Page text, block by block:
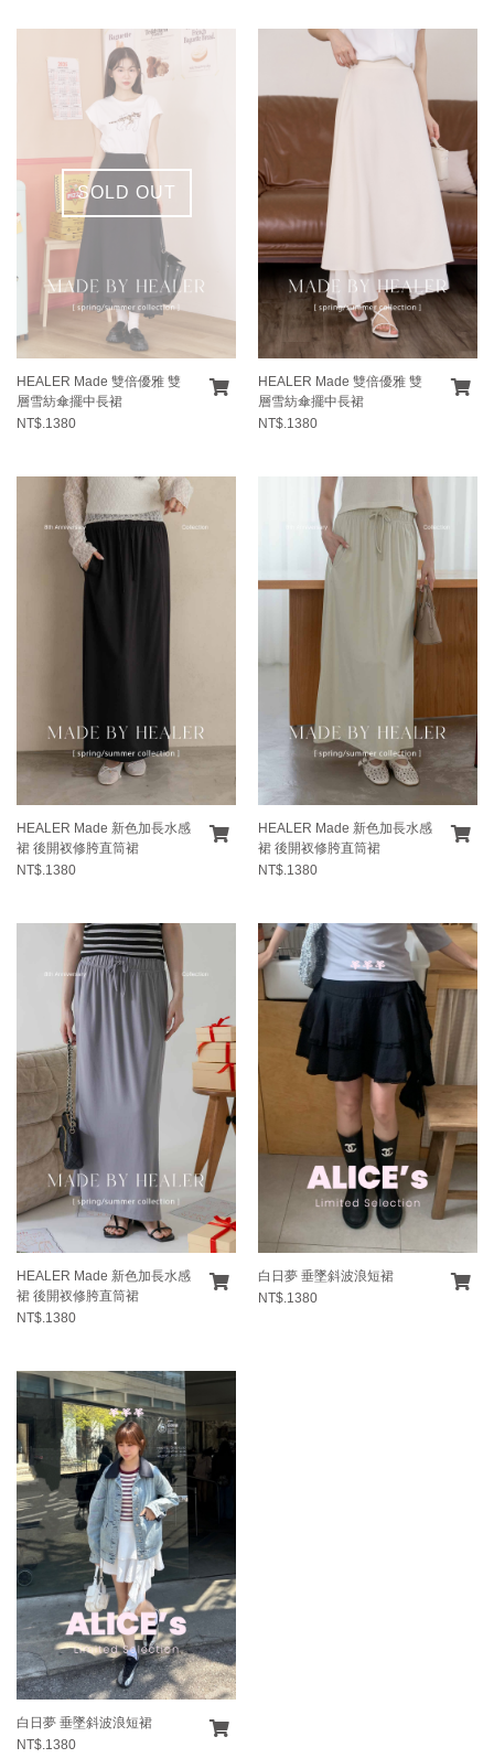
SOLD OUT
HEALER Made 雙倍優雅 雙
層雪紡傘擺中長裙
NT$.1380
HEALER Made 雙倍優雅 雙
層雪紡傘擺中長裙
NT$.1380
HEALER Made 新色加長水感
裙 後開衩修胯直筒裙
NT$.1380
HEALER Made 新色加長水感
裙 後開衩修胯直筒裙
NT$.1380
HEALER Made 新色加長水感
裙 後開衩修胯直筒裙
NT$.1380
白日夢 垂墜斜波浪短裙
NT$.1380
白日夢 垂墜斜波浪短裙
NT$.1380